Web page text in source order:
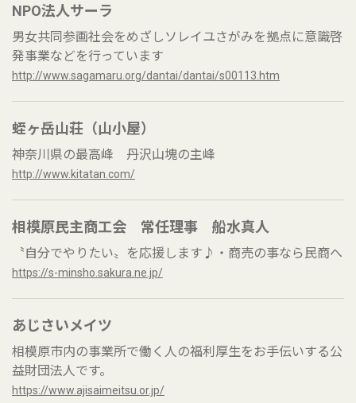
NPO法人サーラ
男女共同参画社会をめざしソレイユさがみを拠点に意識啓
発事業などを行っています
http://www.sagamaru.org/dantai/dantai/s00113.htm
蛭ヶ岳山荘（山小屋）
神奈川県の最高峰 丹沢山塊の主峰
http://www.kitatan.com/
相模原民主商工会 常任理事 船水真人
〝自分でやりたい〟を応援します♪・商売の事なら民商へ
https://s-minsho.sakura.ne.jp/
あじさいメイツ
相模原市内の事業所で働く人の福利厚生をお手伝いする公
益財団法人です。
https://www.ajisaimeitsu.or.jp/